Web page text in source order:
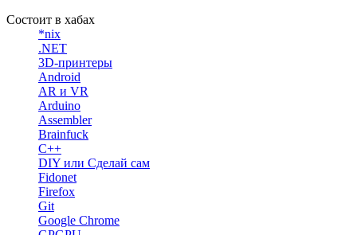
Состоит в хабах
*nix
.NET
3D-принтеры
Android
AR и VR
Arduino
Assembler
Brainfuck
C++
DIY или Сделай сам
Fidonet
Firefox
Git
Google Chrome